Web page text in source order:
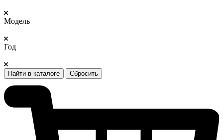
Модель
Год
Найти в каталоге Сбросить